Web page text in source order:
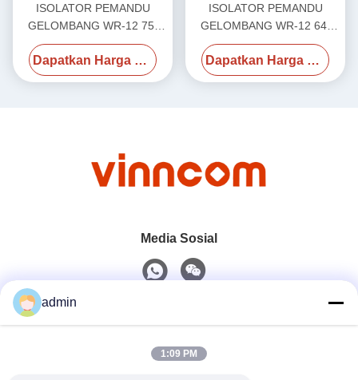
ISOLATOR PEMANDU
GELOMBANG WR-12 75-
80GHz VN-WGISO-7580-
WR12
Dapatkan Harga Terbaik
ISOLATOR PEMANDU
GELOMBANG WR-12 64-
71GHz VN-WGISO-6471-
WR12
Dapatkan Harga Terbaik
Media Sosial
admin
1:09 PM